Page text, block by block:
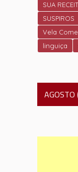
SUA
SUSPIROS
Vela
linguiça